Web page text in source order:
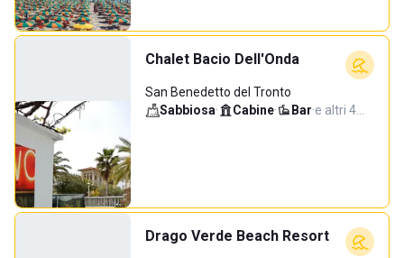
Chalet Bacio Dell'Onda
San Benedetto del Tronto
Sabbiosa· Cabine· Bar·e altri 4…
Drago Verde Beach Resort